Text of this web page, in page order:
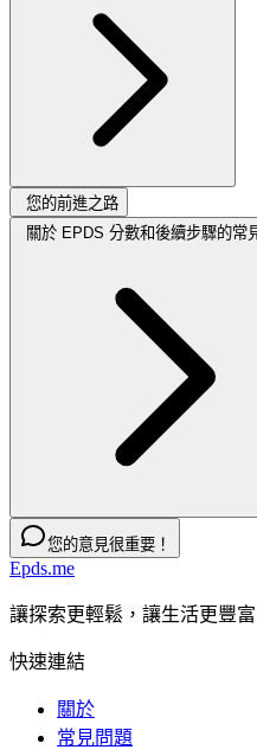
您的前進之路
關於 EPDS 分數和後續步驟的常
您的意見很重要！
Epds.me
讓探索更輕鬆，讓生活更豐富
快速連結
關於
常見問題